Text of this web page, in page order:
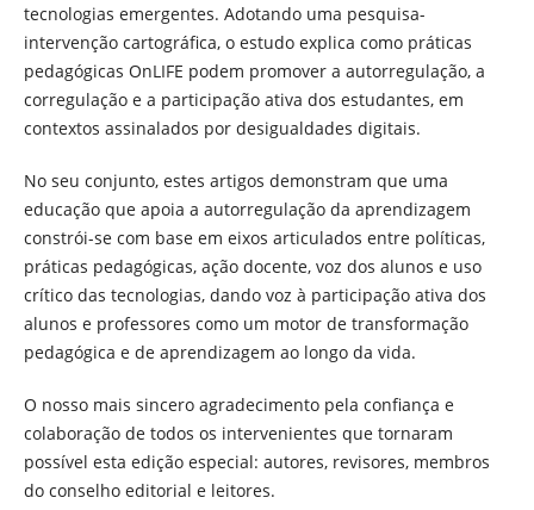
tecnologias emergentes. Adotando uma pesquisa-
intervenção cartográfica, o estudo explica como práticas
pedagógicas OnLIFE podem promover a autorregulação, a
corregulação e a participação ativa dos estudantes, em
contextos assinalados por desigualdades digitais.
No seu conjunto, estes artigos demonstram que uma
educação que apoia a autorregulação da aprendizagem
constrói-se com base em eixos articulados entre políticas,
práticas pedagógicas, ação docente, voz dos alunos e uso
crítico das tecnologias, dando voz à participação ativa dos
alunos e professores como um motor de transformação
pedagógica e de aprendizagem ao longo da vida.
O nosso mais sincero agradecimento pela confiança e
colaboração de todos os intervenientes que tornaram
possível esta edição especial: autores, revisores, membros
do conselho editorial e leitores.